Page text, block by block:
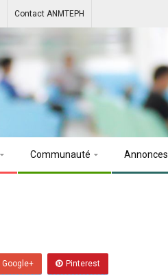
Contact ANMTEPH
Communauté Annonces
Google+ Pinterest